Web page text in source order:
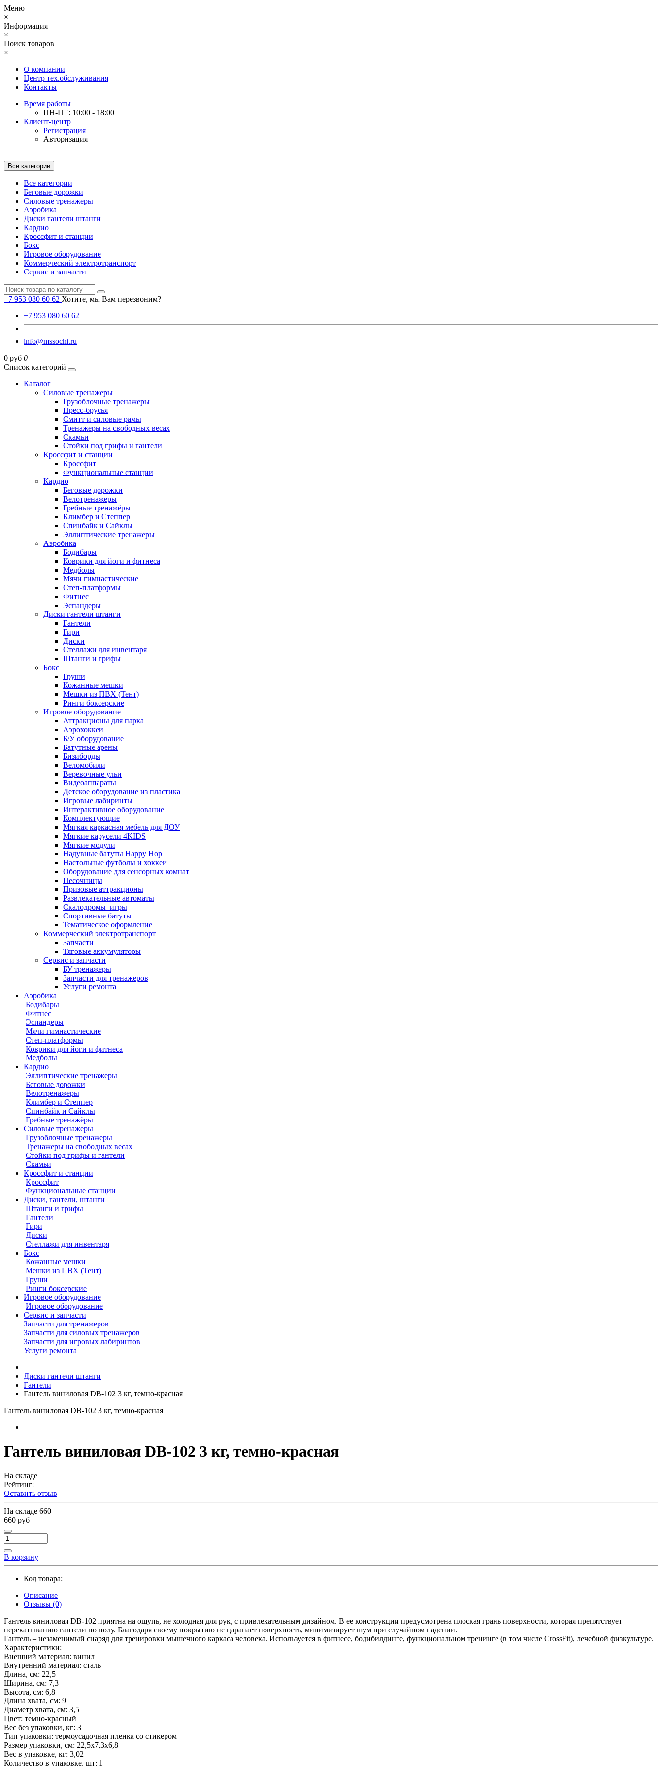
Меню
×
Информация
×
Поиск товаров
×
О компании
Центр тех.обслуживания
Контакты
Время работы
ПН-ПТ: 10:00 - 18:00
Клиент-центр
Регистрация
Авторизация
Все категории
Все категории
Беговые дорожки
Силовые тренажеры
Аэробика
Диски гантели штанги
Кардио
Кроссфит и станции
Бокс
Игровое оборудование
Коммерческий электротранспорт
Сервис и запчасти
+7 953 080 60 62 Хотите, мы Вам перезвоним?
+7 953 080 60 62
info@mssochi.ru
0 руб 0
Список категорий
Каталог
Силовые тренажеры
Грузоблочные тренажеры
Пресс-брусья
Смитт и силовые рамы
Тренажеры на свободных весах
Скамьи
Стойки под грифы и гантели
Кроссфит и станции
Кроссфит
Функциональные станции
Кардио
Беговые дорожки
Велотренажеры
Гребные тренажёры
Климбер и Степпер
Спинбайк и Сайклы
Эллиптические тренажеры
Аэробика
Бодибары
Коврики для йоги и фитнеса
Медболы
Мячи гимнастические
Степ-платформы
Фитнес
Эспандеры
Диски гантели штанги
Гантели
Гири
Диски
Стеллажи для инвентаря
Штанги и грифы
Бокс
Груши
Кожанные мешки
Мешки из ПВХ (Тент)
Ринги боксерские
Игровое оборудование
Аттракционы для парка
Аэрохоккеи
Б/У оборудование
Батутные арены
Бизиборды
Веломобили
Веревочные ульи
Видеоаппараты
Детское оборудование из пластика
Игровые лабиринты
Интерактивное оборудование
Комплектующие
Мягкая каркасная мебель для ДОУ
Мягкие карусели 4KIDS
Мягкие модули
Надувные батуты Happy Hop
Настольные футболы и хоккеи
Оборудование для сенсорных комнат
Песочницы
Призовые аттракционы
Развлекательные автоматы
Скалодромы_игры
Спортивные батуты
Тематическое оформление
Коммерческий электротранспорт
Запчасти
Тяговые аккумуляторы
Сервис и запчасти
БУ тренажеры
Запчасти для тренажеров
Услуги ремонта
Аэробика
Бодибары
Фитнес
Эспандеры
Мячи гимнастические
Степ-платформы
Коврики для йоги и фитнеса
Медболы
Кардио
Эллиптические тренажеры
Беговые дорожки
Велотренажеры
Климбер и Степпер
Спинбайк и Сайклы
Гребные тренажёры
Силовые тренажеры
Грузоблочные тренажеры
Тренажеры на свободных весах
Стойки под грифы и гантели
Скамьи
Кроссфит и станции
Кроссфит
Функциональные станции
Диски, гантели, штанги
Штанги и грифы
Гантели
Гири
Диски
Стеллажи для инвентаря
Бокс
Кожанные мешки
Мешки из ПВХ (Тент)
Груши
Ринги боксерские
Игровое оборудование
Игровое оборудование
Сервис и запчасти
Запчасти для тренажеров
Запчасти для силовых тренажеров
Запчасти для игровых лабиринтов
Услуги ремонта
Диски гантели штанги
Гантели
Гантель виниловая DB-102 3 кг, темно-красная
Гантель виниловая DB-102 3 кг, темно-красная
Гантель виниловая DB-102 3 кг, темно-красная
На складе
Рейтинг:
Оставить отзыв
На складе 660
660 руб
В корзину
Код товара:
Описание
Отзывы (0)
Гантель виниловая DB-102 приятна на ощупь, не холодная для рук, с привлекательным дизайном. В ее конструкции предусмотрена плоская грань поверхности, которая препятствует
перекатыванию гантели по полу. Благодаря своему покрытию не царапает поверхность, минимизирует шум при случайном падении.
Гантель – незаменимый снаряд для тренировки мышечного каркаса человека. Используется в фитнесе, бодибилдинге, функциональном тренинге (в том числе CrossFit), лечебной физкультуре.
Характеристики:
Внешний материал: винил
Внутренний материал: сталь
Длина, см: 22,5
Ширина, см: 7,3
Высота, см: 6,8
Длина хвата, см: 9
Диаметр хвата, см: 3,5
Цвет: темно-красный
Вес без упаковки, кг: 3
Тип упаковки: термоусадочная пленка со стикером
Размер упаковки, см: 22,5х7,3х6,8
Вес в упаковке, кг: 3,02
Количество в упаковке, шт: 1